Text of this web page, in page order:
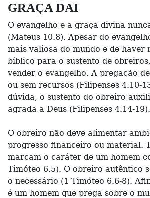
GRAÇA DAI
O evangelho e a graça divina
(Mateus 10.8). Apesar do
mais valiosa do mundo e de haver
bíblico para o sustento de
vender o evangelho. A pregação
ou sem recursos (Filipenses 4.10-
dúvida, o sustento do obreiro
agrada a Deus (Filipenses 4.14-19).
O obreiro não deve alimentar
progresso financeiro ou material.
marcam o caráter de um homem
Timóteo 6.5). O obreiro autêntico
o necessário (1 Timóteo 6.6-8).
é um homem que prega sobre o